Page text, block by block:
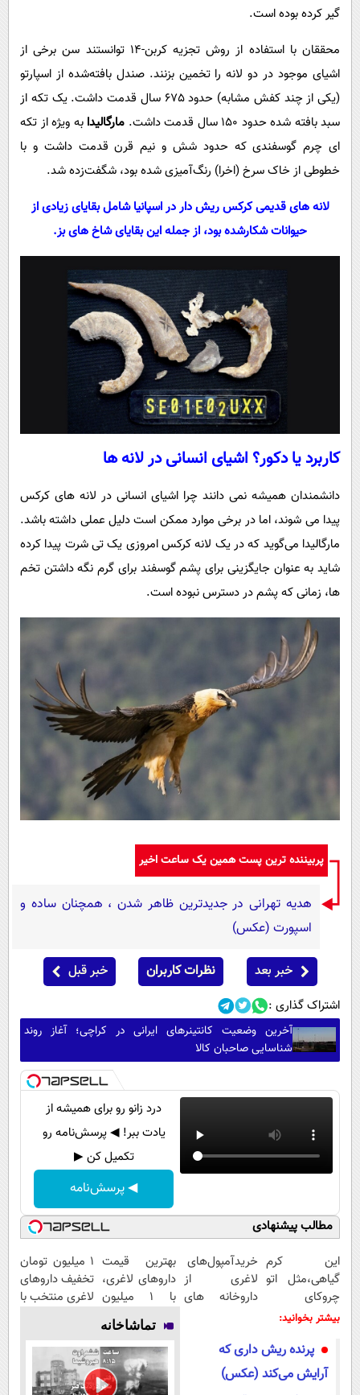
گیر کرده بوده است.
محققان با استفاده از روش تجزیه کربن-14 توانستند سن برخی از
اشیای موجود در دو لانه را تخمین بزنند. صندل بافته‌شده از اسپارتو
(یکی از چند کفش مشابه) حدود 675 سال قدمت داشت. یک تکه از
سبد بافته ‌شده حدود 150 سال قدمت داشت.
مارگالیدا به ‌ویژه از تکه
‌ای چرم گوسفندی که حدود شش و نیم قرن قدمت داشت و با
خطوطی از خاک سرخ (اخرا) رنگ‌آمیزی شده بود، شگفت‌زده شد.
لانه‌ های قدیمی کرکس ریش‌ دار در اسپانیا شامل بقایای زیادی از
حیوانات شکارشده بود، از جمله این بقایای شاخ‌ های بز.
کاربرد یا دکور؟ اشیای انسانی در لانه‌ ها
دانشمندان همیشه نمی ‌دانند چرا اشیای انسانی در لانه ‌های کرکس
پیدا می ‌شوند، اما در برخی موارد ممکن است دلیل عملی داشته باشد.
مارگالیدا می‌گوید که در یک لانه کرکس امروزی یک تی ‌شرت پیدا کرده
شاید به‌ عنوان جایگزینی برای پشم گوسفند برای گرم نگه ‌داشتن تخم
‌ها، زمانی که پشم در دسترس نبوده است.
پربیننده ترین پست همین یک ساعت اخیر
هدیه تهرانی در جدیدترین ظاهر شدن ، همچنان ساده و
اسپورت (عکس)
خبر بعد نظرات کاربران خبر قبل
اشتراک گذاری :
آخرین وضعیت کانتینرهای ایرانی در کراچی؛ آغاز روند
شناسایی صاحبان کالا
درد زانو رو برای همیشه از
یادت ببر! ◀ پرسش‌نامه رو
تکمیل کن ▶
◀ پرسش‌نامه
مطالب پیشنهادی
این کرم
گیاهی،مثل اتو
چروکای
پوستتوصاف
خریدآمپول‌های
لاغری از
داروخانه های
پک یخ!
بهترین قیمت
داروهای لاغری،
با ۱ میلیون
تخفیف و ارسال
از داروخانه‌
۱ میلیون تومان
تخفیف داروهای
لاغری منتخب با
نزدیکت
بیشتر بخوانید:
پرنده ریش داری که
آرایش می‌کند (عکس)
تماشاخانه